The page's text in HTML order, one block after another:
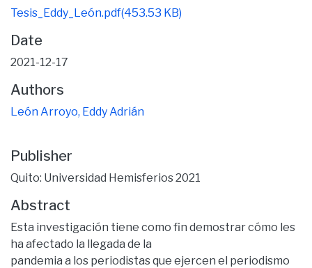
Tesis_Eddy_León.pdf(453.53 KB)
Date
2021-12-17
Authors
León Arroyo, Eddy Adrián
Publisher
Quito: Universidad Hemisferios 2021
Abstract
Esta investigación tiene como fin demostrar cómo les
ha afectado la llegada de la
pandemia a los periodistas que ejercen el periodismo